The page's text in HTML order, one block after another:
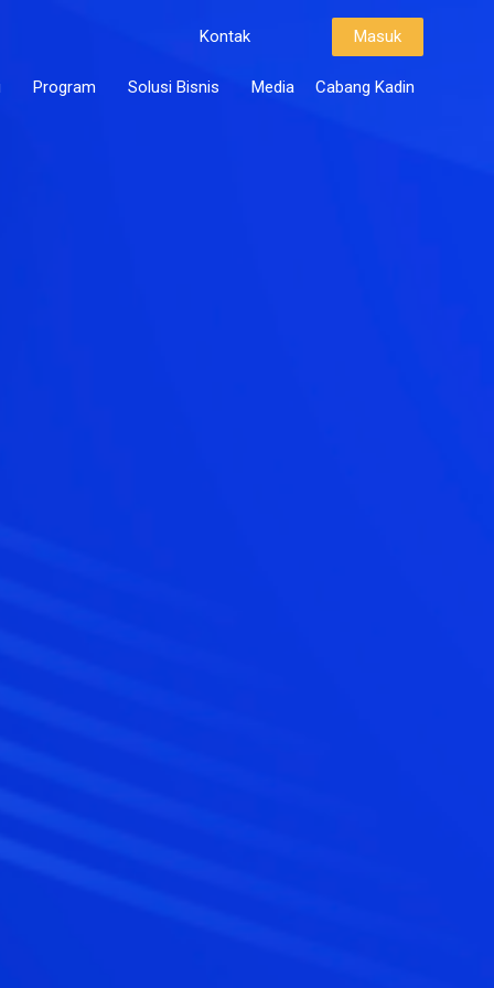
Kontak Masuk
Program Solusi Bisnis Media Cabang Kadin